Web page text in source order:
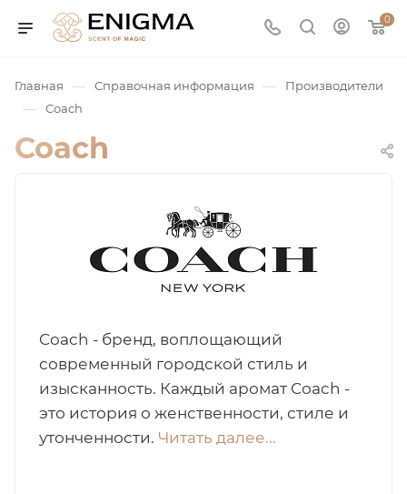
0
Главная — Справочная информация — Производители
— Coach
Coach
Coach - бренд, воплощающий
современный городской стиль и
изысканность. Каждый аромат Coach -
это история о женственности, стиле и
утонченности. Читать далее...